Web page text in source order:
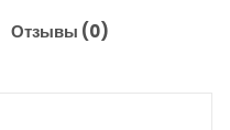
Отзывы (0)